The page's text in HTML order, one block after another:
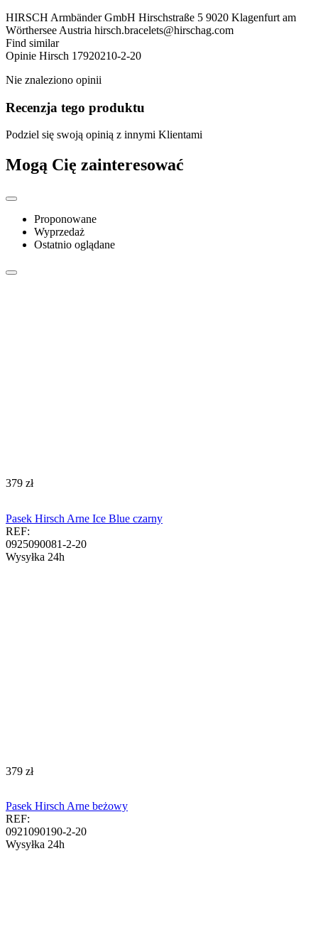
HIRSCH Armbänder GmbH Hirschstraße 5 9020 Klagenfurt am
Wörthersee Austria hirsch.bracelets@hirschag.com
Find similar
Opinie Hirsch 17920210-2-20
Nie znaleziono opinii
Recenzja tego produktu
Podziel się swoją opinią z innymi Klientami
Mogą Cię zainteresować
Proponowane
Wyprzedaż
Ostatnio oglądane
‍379‍ zł
Pasek Hirsch Arne Ice Blue czarny
REF:
0925090081-2-20
Wysyłka 24h
‍379‍ zł
Pasek Hirsch Arne beżowy
REF:
0921090190-2-20
Wysyłka 24h